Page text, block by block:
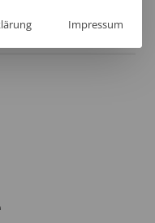
Impressum